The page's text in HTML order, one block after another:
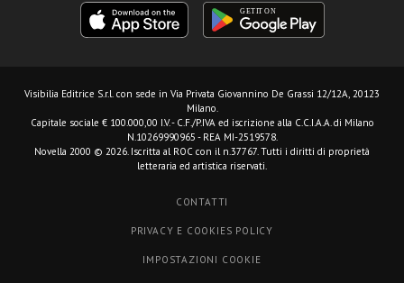
Visibilia Editrice S.r.l. con sede in Via Privata Giovannino De Grassi 12/12A, 20123
Milano.
Capitale sociale € 100.000,00 I.V. - C.F./P.IVA ed iscrizione alla C.C.I.A.A. di Milano
N.10269990965 - REA MI-2519578.
Novella 2000 © 2026. Iscritta al ROC con il n.37767. Tutti i diritti di proprietà
letteraria ed artistica riservati.
CONTATTI
PRIVACY E COOKIES POLICY
IMPOSTAZIONI COOKIE